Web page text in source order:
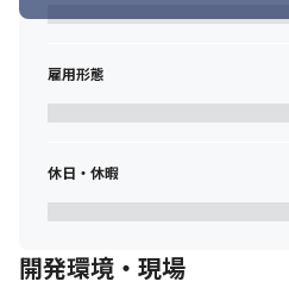
雇用形態
休日・休暇
開発環境・現場